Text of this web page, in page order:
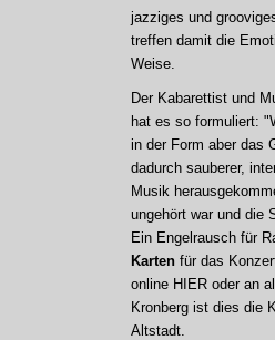
jazziges und
treffen damit die
Weise.
Der Kabarettist und
hat es so formuliert:
in der Form aber das
dadurch sauberer,
Musik
ungehört war und die
Ein Engelrausch für
Karten für das
online HIER oder an
Kronberg ist dies die
Altstadt.